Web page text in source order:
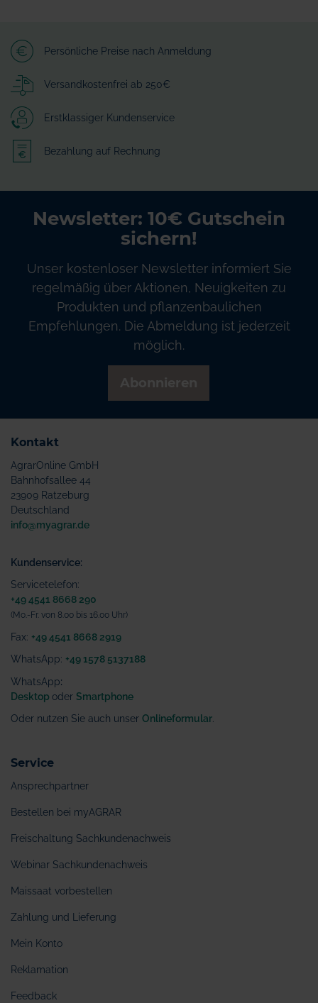
Persönliche Preise nach Anmeldung
Versandkostenfrei ab 250€
Erstklassiger Kundenservice
Bezahlung auf Rechnung
Newsletter: 10€ Gutschein
sichern!
Unser kostenloser Newsletter informiert Sie
regelmäßig über Aktionen, Neuigkeiten zu
Produkten und pflanzenbaulichen
Empfehlungen. Die Abmeldung ist jederzeit
möglich.
Kontakt
AgrarOnline GmbH
Bahnhofsallee 44
23909 Ratzeburg
Deutschland
info@myagrar.de
Kundenservice:
Servicetelefon:
+49 4541 8668 290
(Mo.-Fr. von 8.00 bis 16.00 Uhr)
Fax: +49 4541 8668 2919
WhatsApp: +49 1578 5137188
WhatsApp:
Desktop oder Smartphone
Oder nutzen Sie auch unser Onlineformular
Service
Ansprechpartner
Bestellen bei myAGRAR
Freischaltung Sachkundenachweis
Webinar Sachkundenachweis
Maissaat vorbestellen
Zahlung und Lieferung
Mein Konto
Reklamation
Feedback